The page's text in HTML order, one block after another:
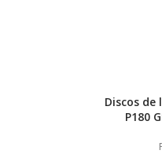
Discos de
P180